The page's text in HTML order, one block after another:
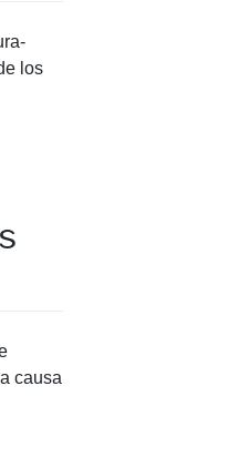
los
causa